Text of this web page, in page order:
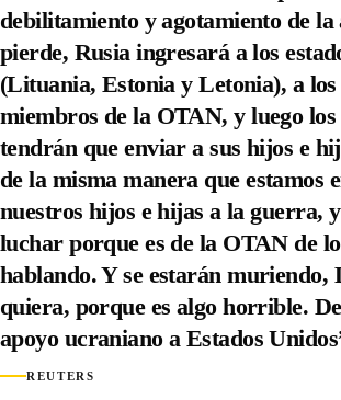
debilitamiento y agotamiento de la
pierde, Rusia ingresará a los
(Lituania, Estonia y Letonia), a los
miembros de la OTAN, y luego
tendrán que enviar a sus hijos e
de la misma manera que estamos
nuestros hijos e hijas a la guerra,
luchar porque es de la OTAN de
hablando. Y se estarán muriendo,
quiera, porque es algo horrible.
apoyo ucraniano a Estados
REUTERS